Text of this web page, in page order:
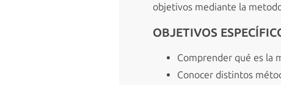
objetivos mediante la
OBJETIVOS
Comprender qué es la
Conocer distintos